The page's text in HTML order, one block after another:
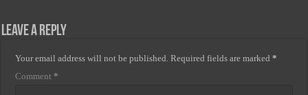
Leave a Reply
Your email address will not be published. Required fields are marked*
Comment *